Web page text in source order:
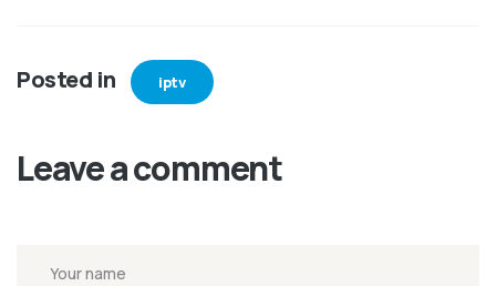
Posted in iptv
Leave a comment